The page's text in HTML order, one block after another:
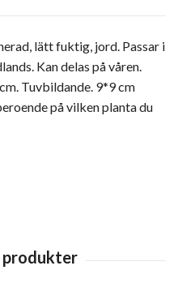
lätt fuktig, jord. Passar i
Kan delas på våren.
Tuvbildande. 9*9 cm
på vilken planta du